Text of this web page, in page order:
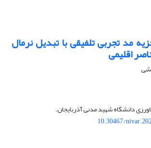
مد تجربی تلفیقی با تبدیل نرمال
اقلیمی
دانشگاه شهید مدنی آذربایجان.
10.30467/